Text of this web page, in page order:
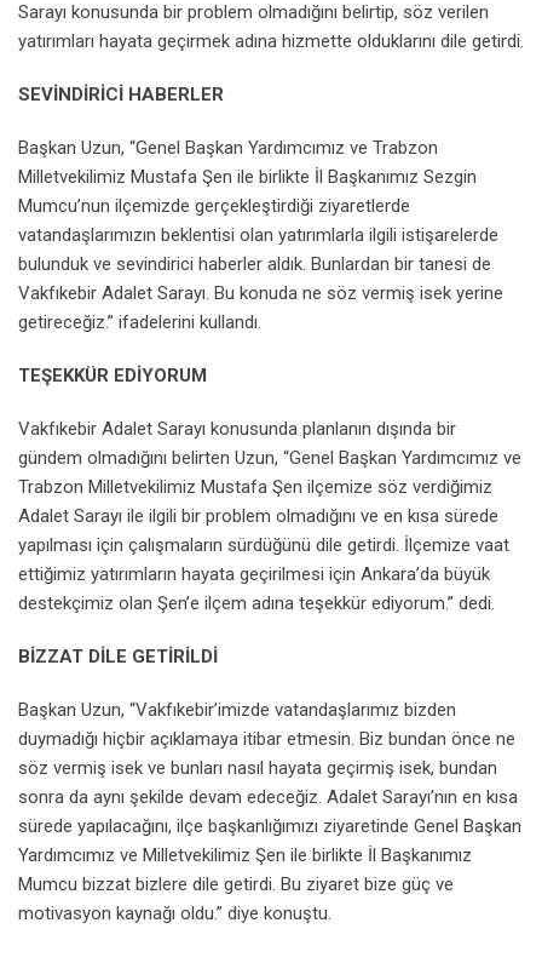
Sarayı konusunda bir problem olmadığını belirtip, söz verilen
yatırımları hayata geçirmek adına hizmette olduklarını dile getirdi.
SEVİNDİRİCİ HABERLER
Başkan Uzun, “Genel Başkan Yardımcımız ve Trabzon
Milletvekilimiz Mustafa Şen ile birlikte İl Başkanımız Sezgin
Mumcu’nun ilçemizde gerçekleştirdiği ziyaretlerde
vatandaşlarımızın beklentisi olan yatırımlarla ilgili istişarelerde
bulunduk ve sevindirici haberler aldık. Bunlardan bir tanesi de
Vakfıkebir Adalet Sarayı. Bu konuda ne söz vermiş isek yerine
getireceğiz.” ifadelerini kullandı.
TEŞEKKÜR EDİYORUM
Vakfıkebir Adalet Sarayı konusunda planlanın dışında bir
gündem olmadığını belirten Uzun, “Genel Başkan Yardımcımız ve
Trabzon Milletvekilimiz Mustafa Şen ilçemize söz verdiğimiz
Adalet Sarayı ile ilgili bir problem olmadığını ve en kısa sürede
yapılması için çalışmaların sürdüğünü dile getirdi. İlçemize vaat
ettiğimiz yatırımların hayata geçirilmesi için Ankara’da büyük
destekçimiz olan Şen’e ilçem adına teşekkür ediyorum.” dedi.
BİZZAT DİLE GETİRİLDİ
Başkan Uzun, “Vakfıkebir’imizde vatandaşlarımız bizden
duymadığı hiçbir açıklamaya itibar etmesin. Biz bundan önce ne
söz vermiş isek ve bunları nasıl hayata geçirmiş isek, bundan
sonra da aynı şekilde devam edeceğiz. Adalet Sarayı’nın en kısa
sürede yapılacağını, ilçe başkanlığımızı ziyaretinde Genel Başkan
Yardımcımız ve Milletvekilimiz Şen ile birlikte İl Başkanımız
Mumcu bizzat bizlere dile getirdi. Bu ziyaret bize güç ve
motivasyon kaynağı oldu.” diye konuştu.